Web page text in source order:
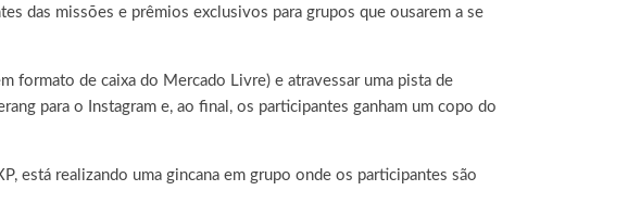
das missões e prêmios exclusivos para grupos que ousarem a se
formato de caixa do Mercado Livre) e atravessar uma pista de
para o Instagram e, ao final, os participantes ganham um copo do
está realizando uma gincana em grupo onde os participantes são